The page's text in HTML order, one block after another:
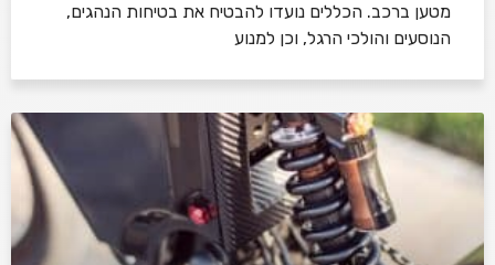
מטען ברכב. הכללים נועדו להבטיח את בטיחות הנהגים,
הנוסעים והולכי הרגל, וכן למנוע